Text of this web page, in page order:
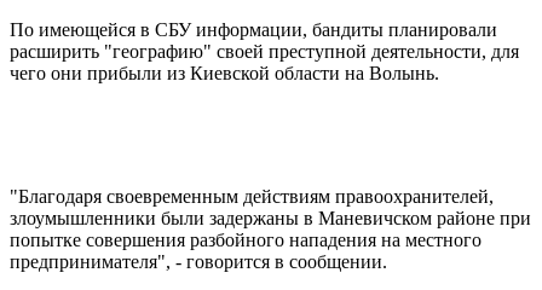
По имеющейся в СБУ информации, бандиты планировали
расширить "географию" своей преступной деятельности, для
чего они прибыли из Киевской области на Волынь.
"Благодаря своевременным действиям правоохранителей,
злоумышленники были задержаны в Маневичском районе при
попытке совершения разбойного нападения на местного
предпринимателя", - говорится в сообщении.